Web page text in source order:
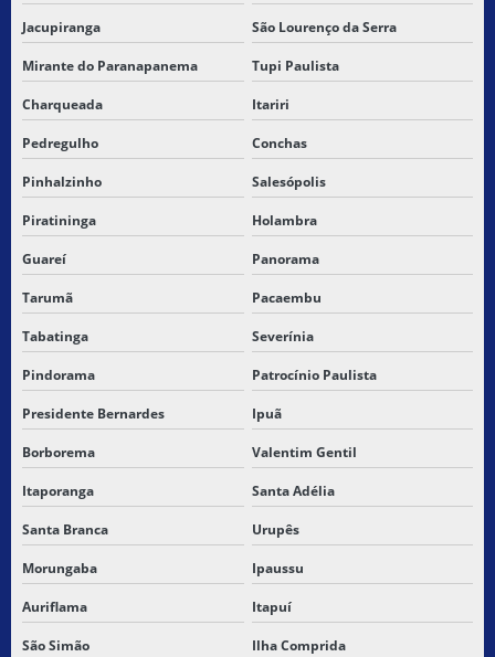
Jacupiranga São Lourenço da Serra
Mirante do Paranapanema Tupi Paulista
Charqueada Itariri
Pedregulho Conchas
Pinhalzinho Salesópolis
Piratininga Holambra
Guareí Panorama
Tarumã Pacaembu
Tabatinga Severínia
Pindorama Patrocínio Paulista
Presidente Bernardes Ipuã
Borborema Valentim Gentil
Itaporanga Santa Adélia
Santa Branca Urupês
Morungaba Ipaussu
Auriflama Itapuí
São Simão Ilha Comprida